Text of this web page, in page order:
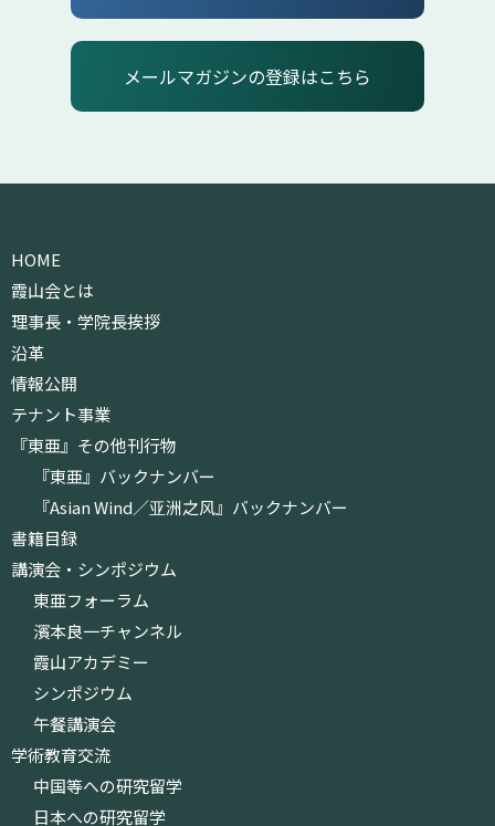
メールマガジンの登録はこちら
HOME
霞山会とは
理事長・学院長挨拶
沿革
情報公開
テナント事業
『東亜』その他刊行物
『東亜』バックナンバー
『Asian Wind／亚洲之风』バックナンバー
書籍目録
講演会・シンポジウム
東亜フォーラム
濱本良一チャンネル
霞山アカデミー
シンポジウム
午餐講演会
学術教育交流
中国等への研究留学
日本への研究留学